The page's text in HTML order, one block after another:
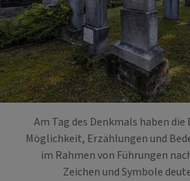
Am Tag des Denkmals haben die
Möglichkeit, Erzählungen und
im Rahmen von Führungen
Zeichen und Symbole